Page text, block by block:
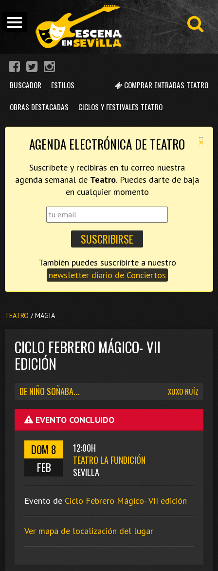
COMPRAR ENTRADAS TEATRO
BUSCADOR ESTILOS
OBRAS DESTACADAS CICLOS Y FESTIVALES TEATRO
×
AGENDA ELECTRÓNICA DE TEATRO
Suscríbete y recibirás en tu correo nuestra
agenda semanal de Teatro. Puedes darte de baja
en cualquier momento
newsletter diario de Conciertos
TEATRO / MAGIA
CICLO FEBRERO MÁGICO- VII
EDICIÓN
XUXO RUÍZ
DE NIÑO SOÑABA...
EVENTO CONCLUIDO
DOM 8
FEB
12:00H
TEATRO LA FUNDICIÓN
SEVILLA
Evento de Ciclo Febrero Mágico- VII edición
Ver mapa de localización del lugar